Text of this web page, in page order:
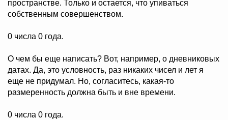
пространстве. Только и остается, что упиваться
собственным совершенством.
0 числа 0 года.
О чем бы еще написать? Вот, например, о дневниковых
датах. Да, это условность, раз никаких чисел и лет я
еще не придумал. Но, согласитесь, какая-то
размеренность должна быть и вне времени.
0 числа 0 года.